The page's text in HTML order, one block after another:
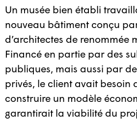
Un musée bien établi
nouveau bâtiment conçu
d’architectes de renommée
Financé en partie par des
publiques, mais aussi par
privés, le client avait besoin
construire un modèle
garantirait la viabilité du